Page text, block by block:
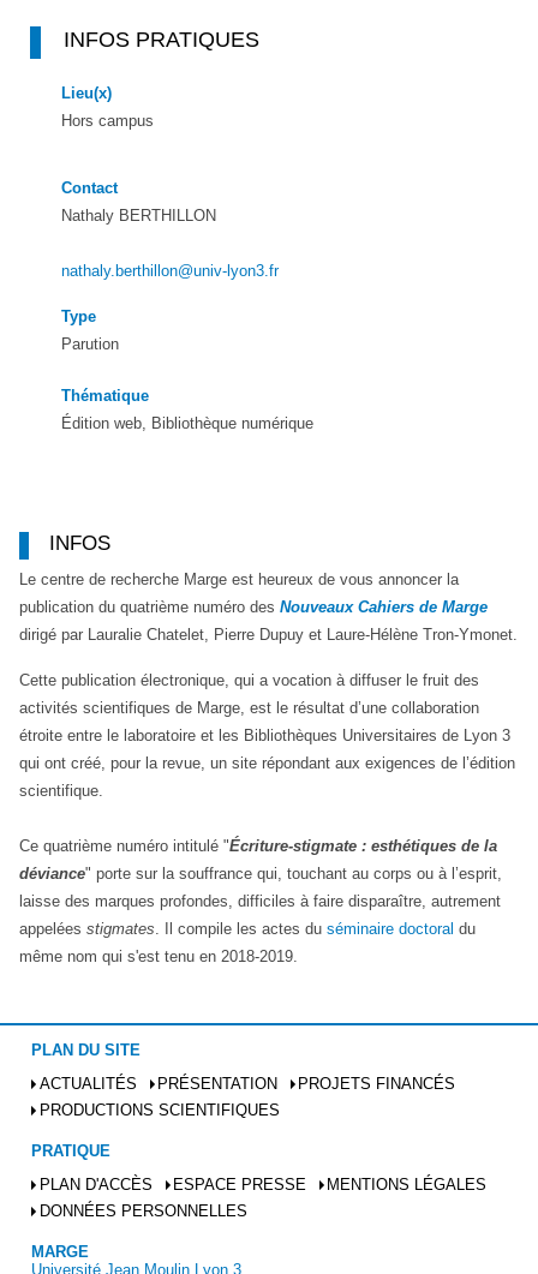
INFOS PRATIQUES
Lieu(x)
Hors campus
Contact
Nathaly BERTHILLON
nathaly.berthillon@univ-lyon3.fr
Type
Parution
Thématique
Édition web, Bibliothèque numérique
INFOS
Le centre de recherche Marge est heureux de vous annoncer la
publication du quatrième numéro des Nouveaux Cahiers de Marge
dirigé par Lauralie Chatelet, Pierre Dupuy et Laure-Hélène Tron-Ymonet.
Cette publication électronique, qui a vocation à diffuser le fruit des
activités scientifiques de Marge, est le résultat d’une collaboration
étroite entre le laboratoire et les Bibliothèques Universitaires de Lyon 3
qui ont créé, pour la revue, un site répondant aux exigences de l’édition
scientifique.
Ce quatrième numéro intitulé "Écriture-stigmate : esthétiques de la
déviance" porte sur la souffrance qui, touchant au corps ou à l’esprit,
laisse des marques profondes, difficiles à faire disparaître, autrement
appelées stigmates . Il compile les actes du séminaire doctoral du
même nom qui s'est tenu en 2018-2019.
PLAN DU SITE
ACTUALITÉS
PRÉSENTATION
PROJETS FINANCÉS
PRODUCTIONS SCIENTIFIQUES
PRATIQUE
PLAN D'ACCÈS
ESPACE PRESSE
MENTIONS LÉGALES
DONNÉES PERSONNELLES
MARGE
Université Jean Moulin Lyon 3